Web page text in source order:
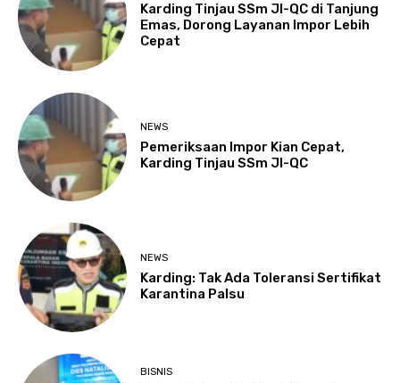
Karding Tinjau SSm JI-QC di Tanjung
Emas, Dorong Layanan Impor Lebih
Cepat
NEWS
Pemeriksaan Impor Kian Cepat,
Karding Tinjau SSm JI-QC
NEWS
Karding: Tak Ada Toleransi Sertifikat
Karantina Palsu
BISNIS